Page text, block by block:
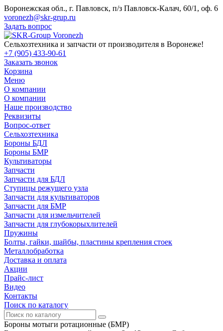
Воронежская обл., г. Павловск, п/з Павловск-Калач, 60/1, оф. 6
voronezh@skr-grup.ru
Задать вопрос
Сельхозтехника и запчасти от производителя в Воронеже!
+7 (905) 433-90-61
Заказать звонок
Корзина
Меню
О компании
О компании
Наше производство
Реквизиты
Вопрос-ответ
Сельхозтехника
Бороны БДЛ
Бороны БМР
Культиваторы
Запчасти
Запчасти для БДЛ
Ступицы режущего узла
Запчасти для культиваторов
Запчасти для БМР
Запчасти для измельчителей
Запчасти для глубокорыхлителей
Пружины
Болты, гайки, шайбы, пластины крепления стоек
Металлобработка
Доставка и оплата
Акции
Прайс-лист
Видео
Контакты
Поиск по каталогу
Бороны мотыги ротационные (БМР)